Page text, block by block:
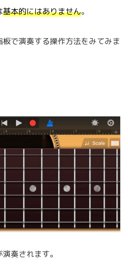
基本的にはありません。
で演奏する操作方法をみてみま
奏されます。